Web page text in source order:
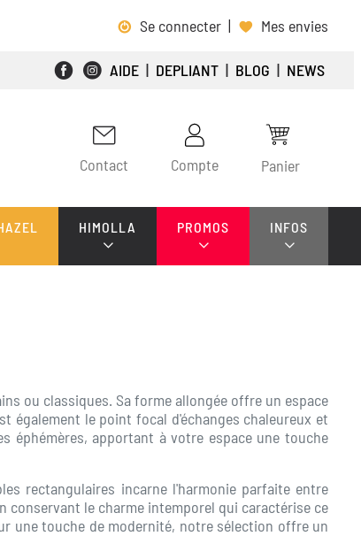
Se connecter | Mes envies
AIDE | DEPLIANT | BLOG | NEWS
Contact Compte Panier
HIMOLLA PROMOS INFOS
ou classiques. Sa forme allongée offre un espace
également le point focal d'échanges chaleureux et
éphémères, apportant à votre espace une touche
rectangulaires incarne l'harmonie parfaite entre
conservant le charme intemporel qui caractérise ce
une touche de modernité, notre sélection offre un